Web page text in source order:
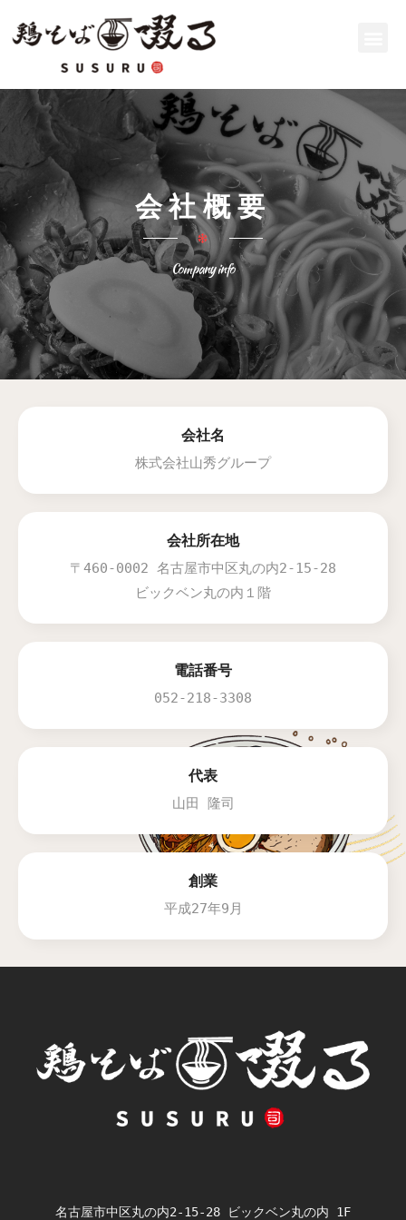
会社概要
Company info
会社名
株式会社山秀グループ
会社所在地
〒460-0002 名古屋市中区丸の内2-15-28
ビックベン丸の内１階
電話番号
052-218-3308
代表
山田 隆司
創業
平成27年9月
名古屋市中区丸の内2-15-28 ビックベン丸の内 1F